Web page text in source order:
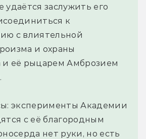
заслужить его
к
с влиятельной
и охраны
и её рыцарем Амброзием
эксперименты Академии
с её благородным
нет руки, но есть